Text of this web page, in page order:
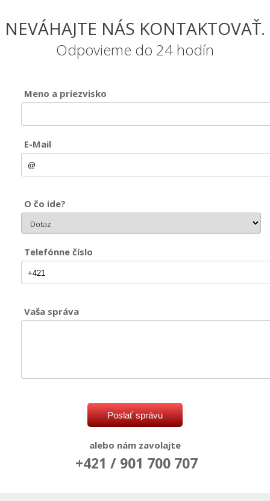
NEVÁHAJTE NÁS KONTAKTOVAŤ.
Odpovieme do 24 hodín
Meno a priezvisko
E-Mail
O čo ide?
Telefónne číslo
Vaša správa
alebo nám zavolajte
+421 / 901 700 707